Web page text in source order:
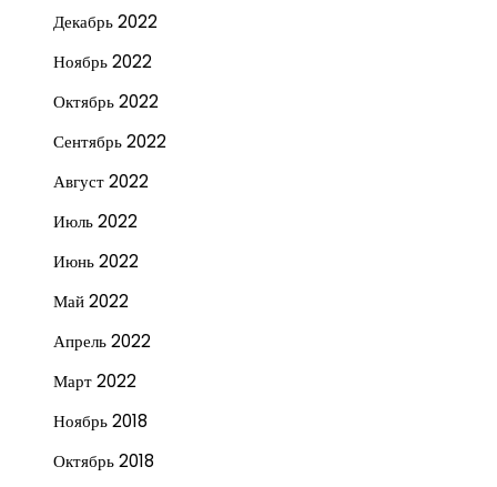
Декабрь 2022
Ноябрь 2022
Октябрь 2022
Сентябрь 2022
Август 2022
Июль 2022
Июнь 2022
Май 2022
Апрель 2022
Март 2022
Ноябрь 2018
Октябрь 2018